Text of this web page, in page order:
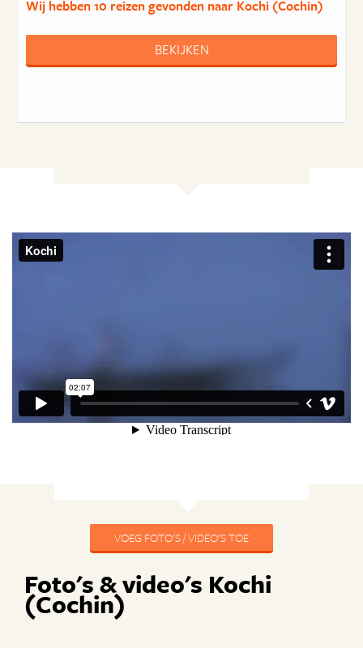
Wij hebben10 reizengevonden naar Kochi (Cochin)
BEKIJKEN
VOEG FOTO'S / VIDEO'S TOE
Foto's & video's Kochi
(Cochin)